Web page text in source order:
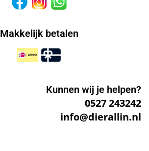
Makkelijk betalen
Kunnen wij je helpen?
0527 243242
info@dierallin.nl